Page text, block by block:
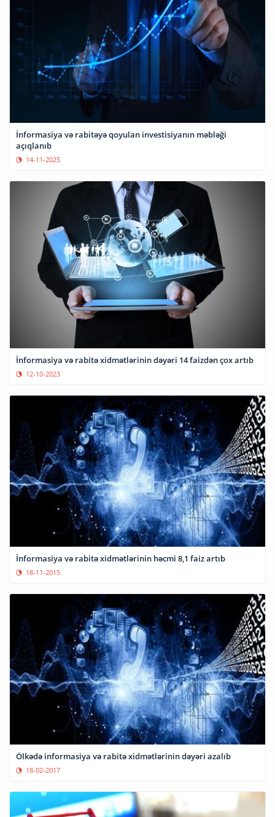
İnformasiya və rabitəyə qoyulan investisiyanın məbləği
açıqlanıb
14-11-2025
İnformasiya və rabitə xidmətlərinin dəyəri 14 faizdən çox artıb
12-10-2023
İnformasiya və rabitə xidmətlərinin həcmi 8,1 faiz artıb
18-11-2015
Ölkədə informasiya və rabitə xidmətlərinin dəyəri azalıb
18-02-2017